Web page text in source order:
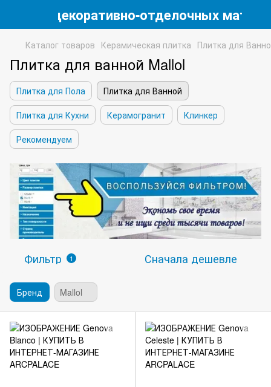
декоративно-отделочных
Каталог товаров Керамическая плитка Плитка для
Плитка для ванной Mallol
Плитка для Пола
Плитка для Ванной
Плитка для Кухни
Керамогранит
Клинкер
Рекомендуем
Фильтр 1 Сначала дешевле
Бренд Mallol